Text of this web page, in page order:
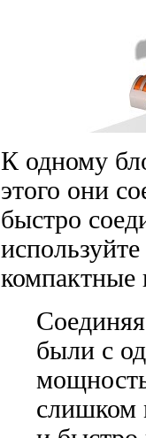
К одному
этого они
быстро
компактные
были с
слишком